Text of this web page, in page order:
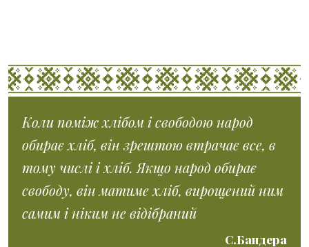
Коли поміж хлібом і свободою народ
обирає хліб, він зрештою втрачає все, в
тому числі і хліб. Якщо народ обирає
свободу, він матиме хліб, вирощений ним
самим і ніким не відібраний
С.Бандера